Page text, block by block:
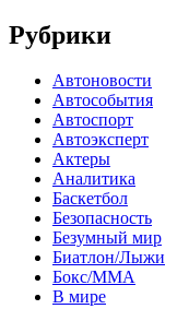
Рубрики
Автоновости
Автособытия
Автоспорт
Автоэксперт
Актеры
Аналитика
Баскетбол
Безопасность
Безумный мир
Биатлон/Лыжи
Бокс/MMA
В мире